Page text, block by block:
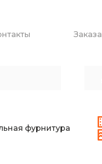
фурнитура